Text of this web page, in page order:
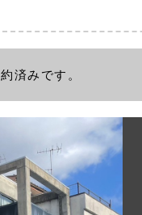
済みです。